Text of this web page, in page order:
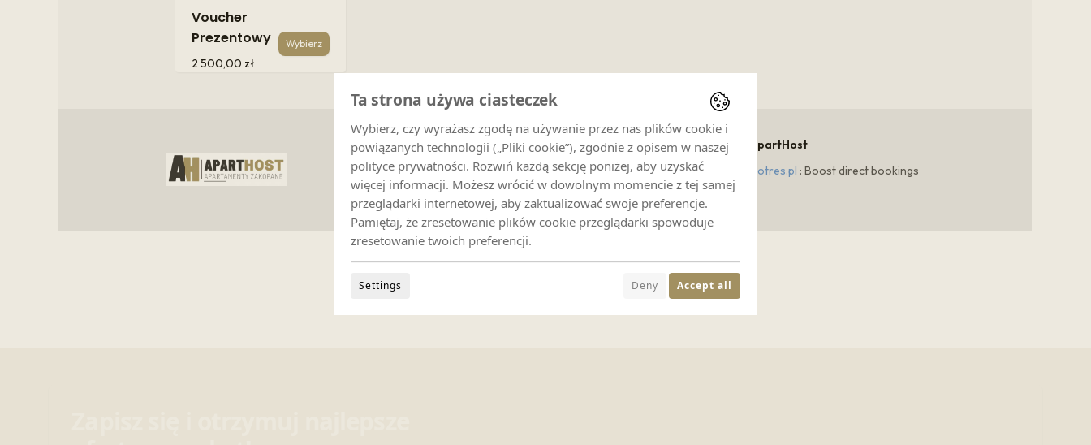
Ta strona używa ciasteczek
Wybierz, czy wyrażasz zgodę na używanie przez nas plików cookie i
powiązanych technologii („Pliki cookie”), zgodnie z opisem w naszej
polityce prywatności. Rozwiń każdą sekcję poniżej, aby uzyskać
więcej informacji. Możesz wrócić w dowolnym momencie z tej samej
przeglądarki internetowej, aby zaktualizować swoje preferencje.
Pamiętaj, że zresetowanie plików cookie przeglądarki spowoduje
zresetowanie twoich preferencji.
Settings Deny Accept all